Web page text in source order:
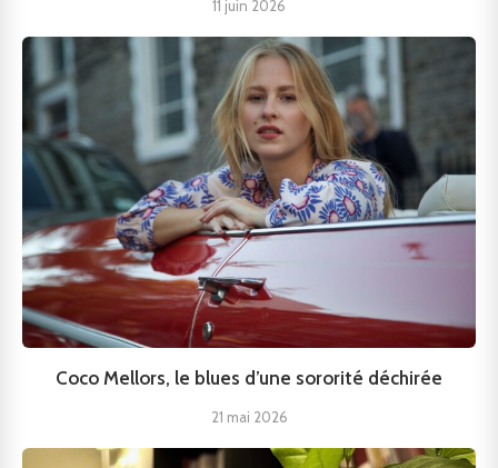
11 juin 2026
Coco Mellors, le blues d’une sororité déchirée
21 mai 2026